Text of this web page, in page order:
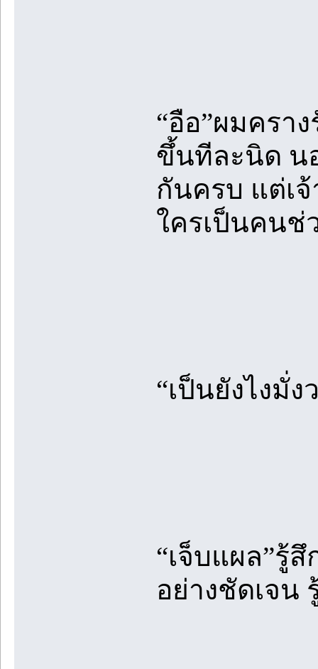
“อือ”ผมครา
ขึ้นทีละนิด น
กันครบ แต่เ
ใครเป็นคนช่
“เป็นยังไงมั่ง
“เจ็บแผล”รู้
อย่างชัดเจน